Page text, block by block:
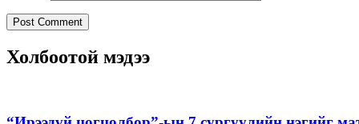
Холбоотой мэдээ